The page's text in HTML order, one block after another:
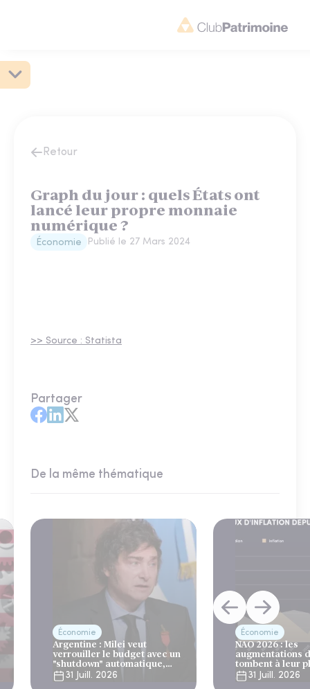
Retour
Graph du jour : quels États ont
lancé leur propre monnaie
numérique ?
Économie Publié le 27 Mars 2024
>> Source : Statista
Partager
De la même thématique
Économie
Argentine : Milei veut
verrouiller le budget avec un
"shutdown" automatique,
sous le regard bienveillant
du FMI
31 Juill. 2026
Économie
NAO 2026 : les
augmentations
tombent à leur
niveau depuis 4
31 Juill. 2026